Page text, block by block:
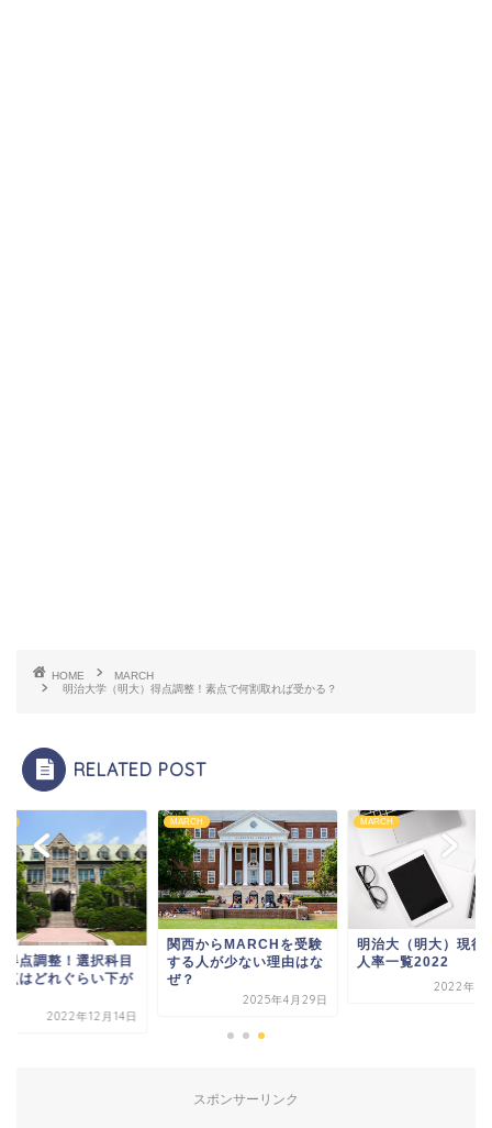
HOME
MARCH
明治大学（明大）得点調整！素点で何割取れば受かる？
RELATED POST
得点調整！選択科目
点はどれぐらい下が
2022年12月14日
MARCH
関西からMARCHを受験
する人が少ない理由はな
ぜ？
2025年4月29日
MARCH
明治大（明大）現役
人率一覧2022
2022年5
スポンサーリンク